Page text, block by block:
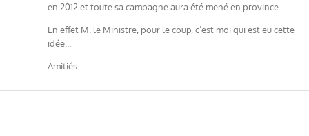
en 2012 et toute sa campagne aura été mené en province.
En effet M. le Ministre, pour le coup, c’est moi qui est eu cette
idée…
Amitiés.